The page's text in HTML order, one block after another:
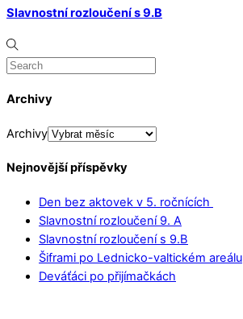
Slavnostní rozloučení s 9.B
Archivy
Archivy
Nejnovější příspěvky
Den bez aktovek v 5. ročnících
Slavnostní rozloučení 9. A
Slavnostní rozloučení s 9.B
Šiframi po Lednicko-valtickém areálu
Deváťáci po přijímačkách